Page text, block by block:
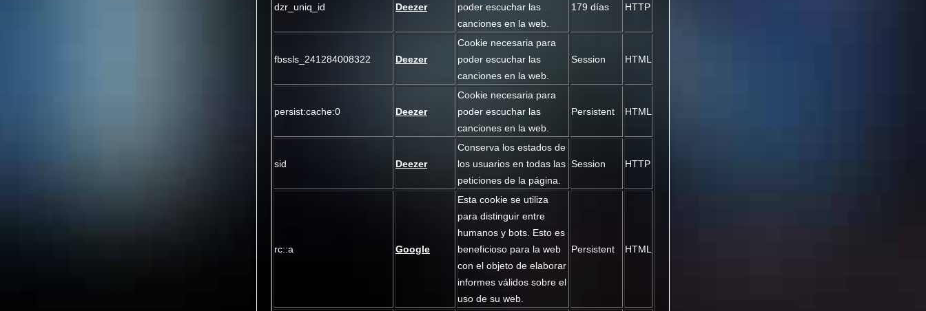
dzr_uniq_id Deezer
poder escuchar las
canciones en la web.
179 días HTTP
fbssls_241284008322 Deezer
Cookie necesaria para
poder escuchar las
canciones en la web.
Session HTML
persist:cache:0 Deezer
Cookie necesaria para
poder escuchar las
canciones en la web.
Persistent HTML
sid Deezer
Conserva los estados de
los usuarios en todas las
peticiones de la página.
Session HTTP
rc::a Google
Esta cookie se utiliza
para distinguir entre
humanos y bots. Esto es
beneficioso para la web
con el objeto de elaborar
informes válidos sobre el
uso de su web.
Persistent HTML